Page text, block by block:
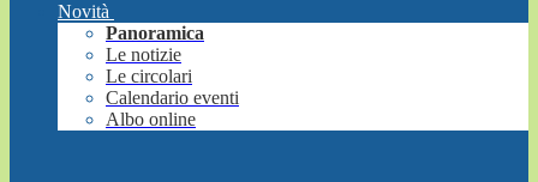
Novità
Panoramica
Le notizie
Le circolari
Calendario eventi
Albo online